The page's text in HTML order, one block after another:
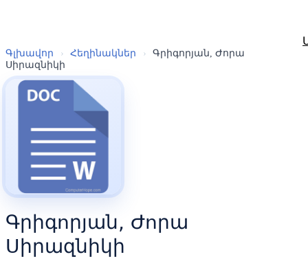
Գլխավոր › Հեղինակներ ›
Գրիգորյան, Ժորա
Սիրազնիկի
Գրիգորյան, Ժորա
Սիրազնիկի